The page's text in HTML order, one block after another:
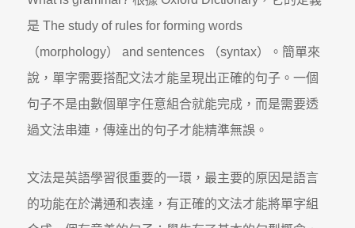
是 The study of rules for forming words
（morphology） and sentences （syntax）。簡單來
說，單字需要搭配文法才能呈現出正確的句子。一個
句子不是由數個單字任意組合就能完成，而是需要透
過文法串連，傳達出的句子才能精準無誤。
文法是英語學習很重要的一環，最主要的原因是語言
的功能在於溝通和表達，有正確的文法才能將單字組